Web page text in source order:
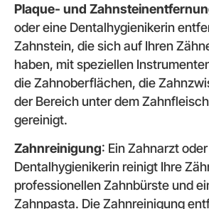
Plaque- und
oder eine Dentalhygienikerin
Zahnstein, die sich auf Ihren
haben, mit speziellen
die Zahnoberflächen, die
der Bereich unter dem
gereinigt.
Zahnreinigung: Ein Zahnarzt
Dentalhygienikerin reinigt Ihre
professionellen Zahnbürste und
Zahnpasta. Die Zahnreinigung